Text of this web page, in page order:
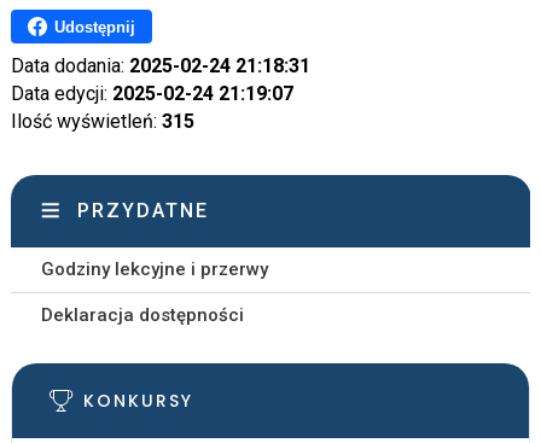
Udostępnij
Data dodania: 2025-02-24 21:18:31
Data edycji: 2025-02-24 21:19:07
Ilość wyświetleń: 315
PRZYDATNE
Godziny lekcyjne i przerwy
Deklaracja dostępności
KONKURSY